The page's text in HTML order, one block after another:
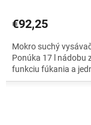
€92,25
Mokro suchý
Ponúka 17 l nádobu
funkciu fúkania a